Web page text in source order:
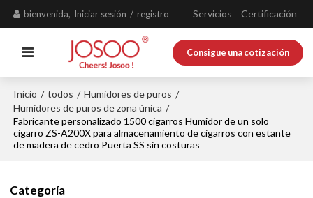
bienvenida, Iniciar sesión / registro Servicios Certificación
Consigue una cotización
Inicio / todos / Humidores de puros /
Humidores de puros de zona única /
Fabricante personalizado 1500 cigarros Humidor de un solo
cigarro ZS-A200X para almacenamiento de cigarros con estante
de madera de cedro Puerta SS sin costuras
Categoría